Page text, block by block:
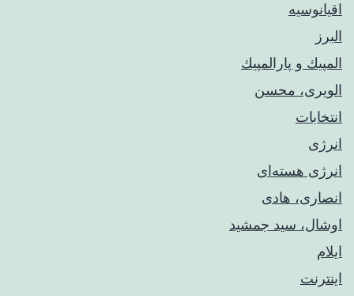
اقیانوسیه
البرز
المپيك و پارالمپيك
الویری، محسن
انتخابات
انرژی
انرژی هسته‌ای
انصاری، هادی
اوشال، سید جمشید
ایلام
اینترنت